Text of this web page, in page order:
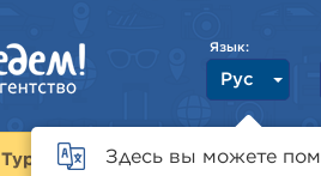
Язык:
Рус
Здесь вы можете
Туры Страны